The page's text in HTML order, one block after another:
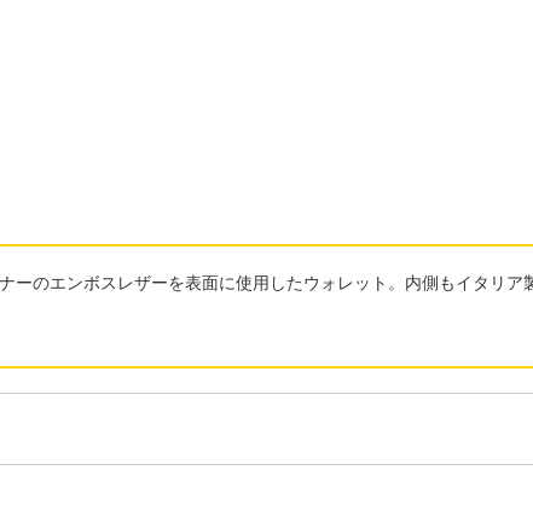
のエンボスレザーを表面に使用したウォレット。内側もイタリア